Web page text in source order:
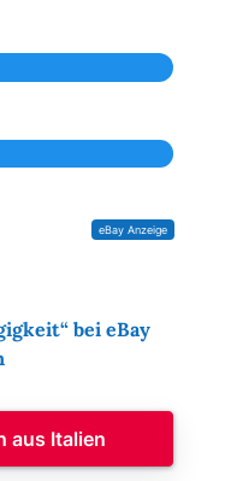
bei eBay
aus Italien